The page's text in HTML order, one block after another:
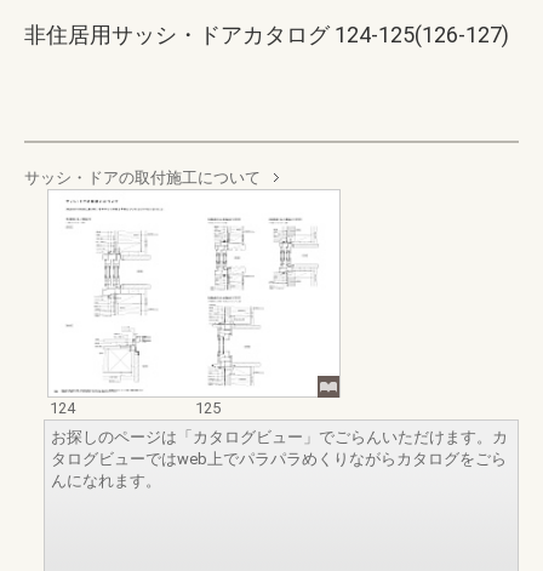
非住居用サッシ・ドアカタログ 124-125(126-127)
サッシ・ドアの取付施工について
124
125
お探しのページは「カタログビュー」でごらんいただけます。カ
タログビューではweb上でパラパラめくりながらカタログをごら
んになれます。